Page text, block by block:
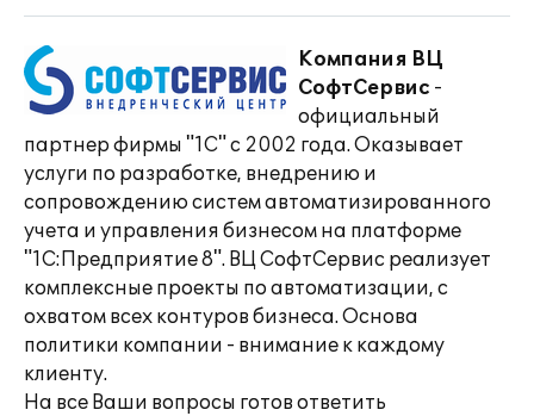
Компания ВЦ
СофтСервис -
официальный
партнер фирмы "1С" с 2002 года. Оказывает
услуги по разработке, внедрению и
сопровождению систем автоматизированного
учета и управления бизнесом на платформе
"1С:Предприятие 8". ВЦ СофтСервис реализует
комплексные проекты по автоматизации, с
охватом всех контуров бизнеса. Основа
политики компании - внимание к каждому
клиенту.
На все Ваши вопросы готов ответить